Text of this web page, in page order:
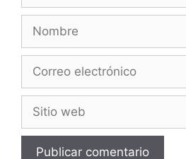
Nombre
Correo
Sitio
web